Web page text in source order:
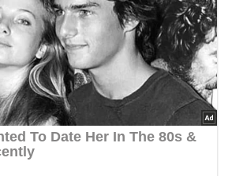
Kräutern und Eiswürfeln
kann auch eingefroren werden,
Verzehr langsam aufgetaut und gut
ml):